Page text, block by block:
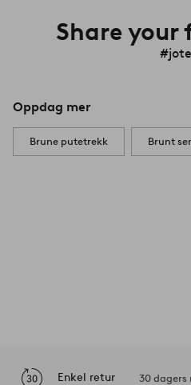
Share
Oppdag mer
Brune putetrekk Brunt
Enkel retur 30